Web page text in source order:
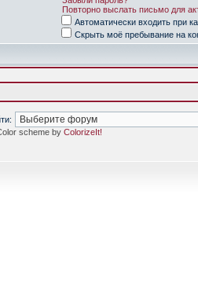
Повторно выслать письмо для
Автоматически входить при
Скрыть моё пребывание на
scheme by ColorizeIt!